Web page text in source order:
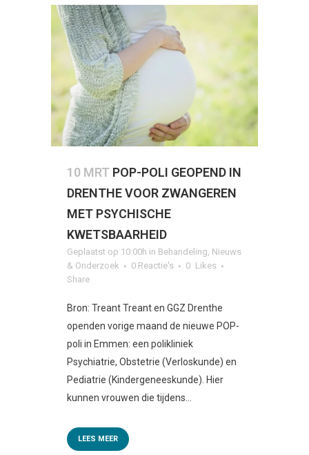
10 MRT POP-POLI GEOPEND IN
DRENTHE VOOR ZWANGEREN
MET PSYCHISCHE
KWETSBAARHEID
Geplaatst op 10:00h in Behandeling Nieuws
& Onderzoek
0 Reactie's 0 Likes
Share
Bron: Treant Treant en GGZ Drenthe
openden vorige maand de nieuwe POP-
poli in Emmen: een polikliniek
Psychiatrie, Obstetrie (Verloskunde) en
Pediatrie (Kindergeneeskunde). Hier
kunnen vrouwen die tijdens...
LEES MEER